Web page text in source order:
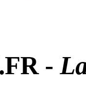
-